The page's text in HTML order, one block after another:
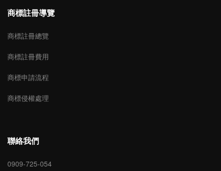
商標註冊導覽
商標註冊總覽
商標註冊費用
商標申請流程
商標侵權處理
聯絡我們
0909-725-054